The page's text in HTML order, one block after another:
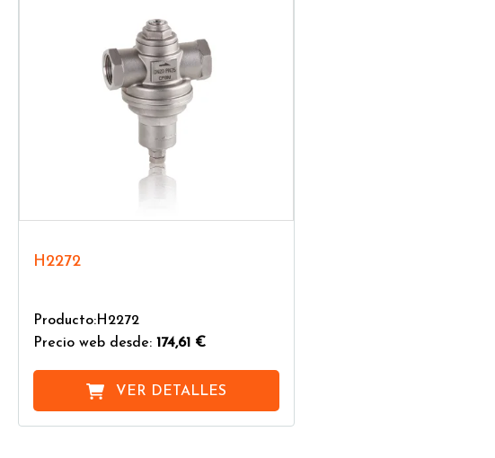
H2272
Producto:H2272
Precio web desde: 174,61 €
VER DETALLES